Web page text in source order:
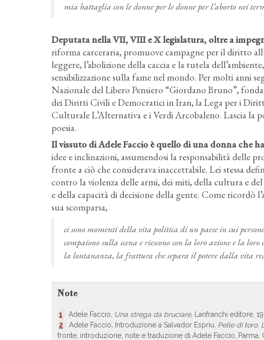
mia battaglia con le donne per le donne per l’aborto nei
Deputata nella VII, VIII e X legislatura, oltre a
riforma carceraria, promuove campagne per il diritto
leggere, l’abolizione della caccia e la tutela
sensibilizzazione sulla fame nel mondo. Per molti anni
Nazionale del Libero Pensiero “Giordano Bruno”,
dei Diritti Civili e Democratici in Iran, la Lega per i Diritti
Culturale L’Alternativa e i Verdi Arcobaleno. Lascia la
poesia.
Il vissuto di Adele Faccio è quello di una donna che
idee e inclinazioni, assumendosi la responsabilità delle
fronte a ciò che considerava inaccettabile. Lei stessa
contro la violenza delle armi, dei miti, della cultura e
e della capacità di decisione della gente. Come ricordò
sua scomparsa,
ci sono momenti della vita politica di un paese in cui
compaiono sulla scena e riescono con la loro azione e la
la lontananza, la frattura che separa il potere dalla vita
Note
1 Adele Faccio, Una strega da bruciare, Lanfranchi editore,
2
Adele Faccio, Introduzione a Salvador Espriu, Pelle di toro.
fronte, introduzione, note e traduzione di Adele Faccio, Parma,